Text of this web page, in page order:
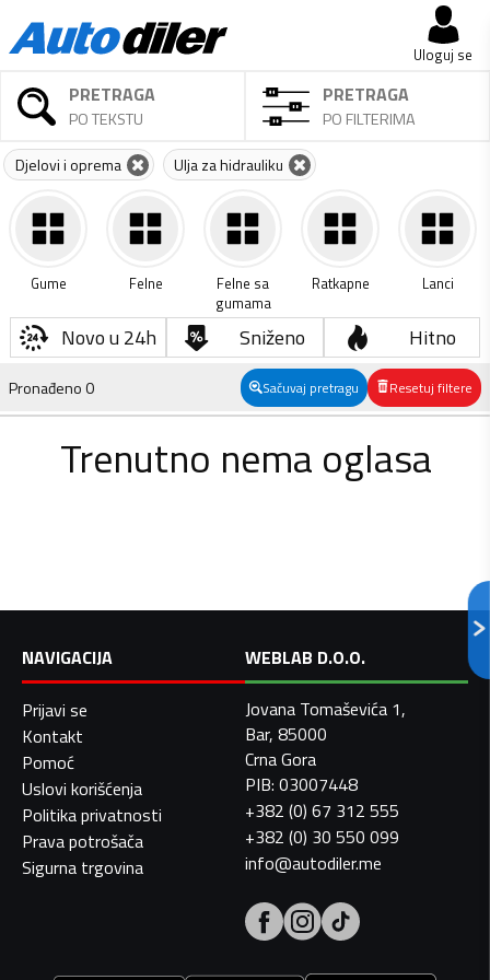
Uloguj se
PRETRAGA
PO TEKSTU
PRETRAGA
PO FILTERIMA
Djelovi i oprema Ulja za hidrauliku
Gume Felne
Felne sa
gumama
Ratkapne Lanci
Novo u 24h Sniženo Hitno
Pronađeno0 Sačuvaj pretragu Resetuj filtere
Trenutno nema oglasa
NAVIGACIJA
Prijavi se
Kontakt
Pomoć
Uslovi korišćenja
Politika privatnosti
Prava potrošača
Sigurna trgovina
WEBLAB D.O.O.
Jovana Tomaševića 1,
Bar, 85000
Crna Gora
PIB: 03007448
+382 (0) 67 312 555
+382 (0) 30 550 099
info@autodiler.me